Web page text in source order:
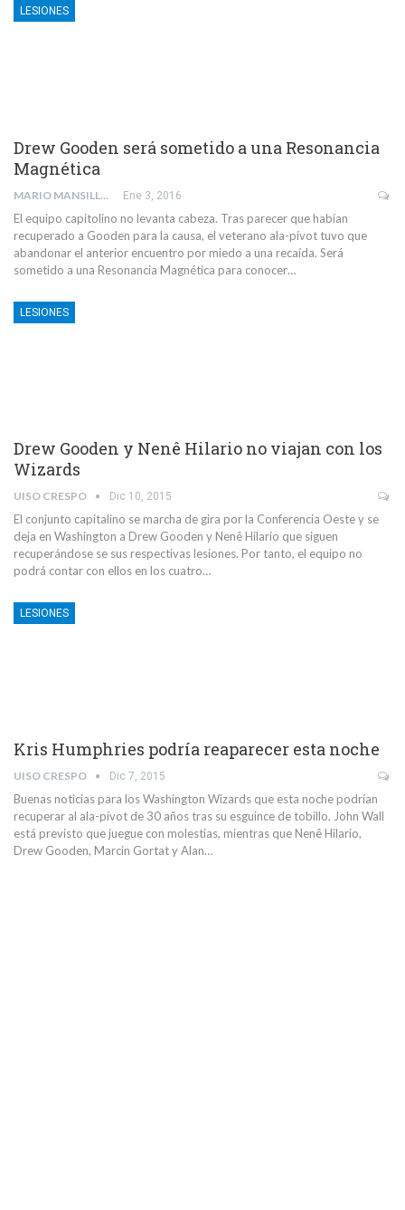
LESIONES
Drew Gooden será sometido a una Resonancia
Magnética
MARIO MANSILLA Ene 3, 2016
El equipo capitolino no levanta cabeza. Tras parecer que habían
recuperado a Gooden para la causa, el veterano ala-pívot tuvo que
abandonar el anterior encuentro por miedo a una recaída. Será
sometido a una Resonancia Magnética para conocer…
LESIONES
Drew Gooden y Nenê Hilario no viajan con los
Wizards
UISO CRESPO Dic 10, 2015
El conjunto capitalino se marcha de gira por la Conferencia Oeste y se
deja en Washington a Drew Gooden y Nenê Hilario que siguen
recuperándose se sus respectivas lesiones. Por tanto, el equipo no
podrá contar con ellos en los cuatro…
LESIONES
Kris Humphries podría reaparecer esta noche
UISO CRESPO Dic 7, 2015
Buenas noticias para los Washington Wizards que esta noche podrían
recuperar al ala-pívot de 30 años tras su esguince de tobillo. John Wall
está previsto que juegue con molestias, mientras que Nenê Hilario,
Drew Gooden, Marcin Gortat y Alan…